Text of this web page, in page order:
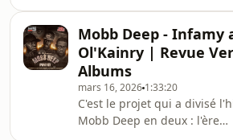
vie de pat
J, Chris NT et Kevin
revient sur les derniers
ligue des champions, Paris,
chelsea, un débat sur
Légende, pas légende.
commentaires, on
Mobb Deep - Infamy
Ol'Kainry | Revue
Albums
mars 16, 2026 1:33:20
C'est le projet qui a divisé
Mobb Deep en deux : l'ère